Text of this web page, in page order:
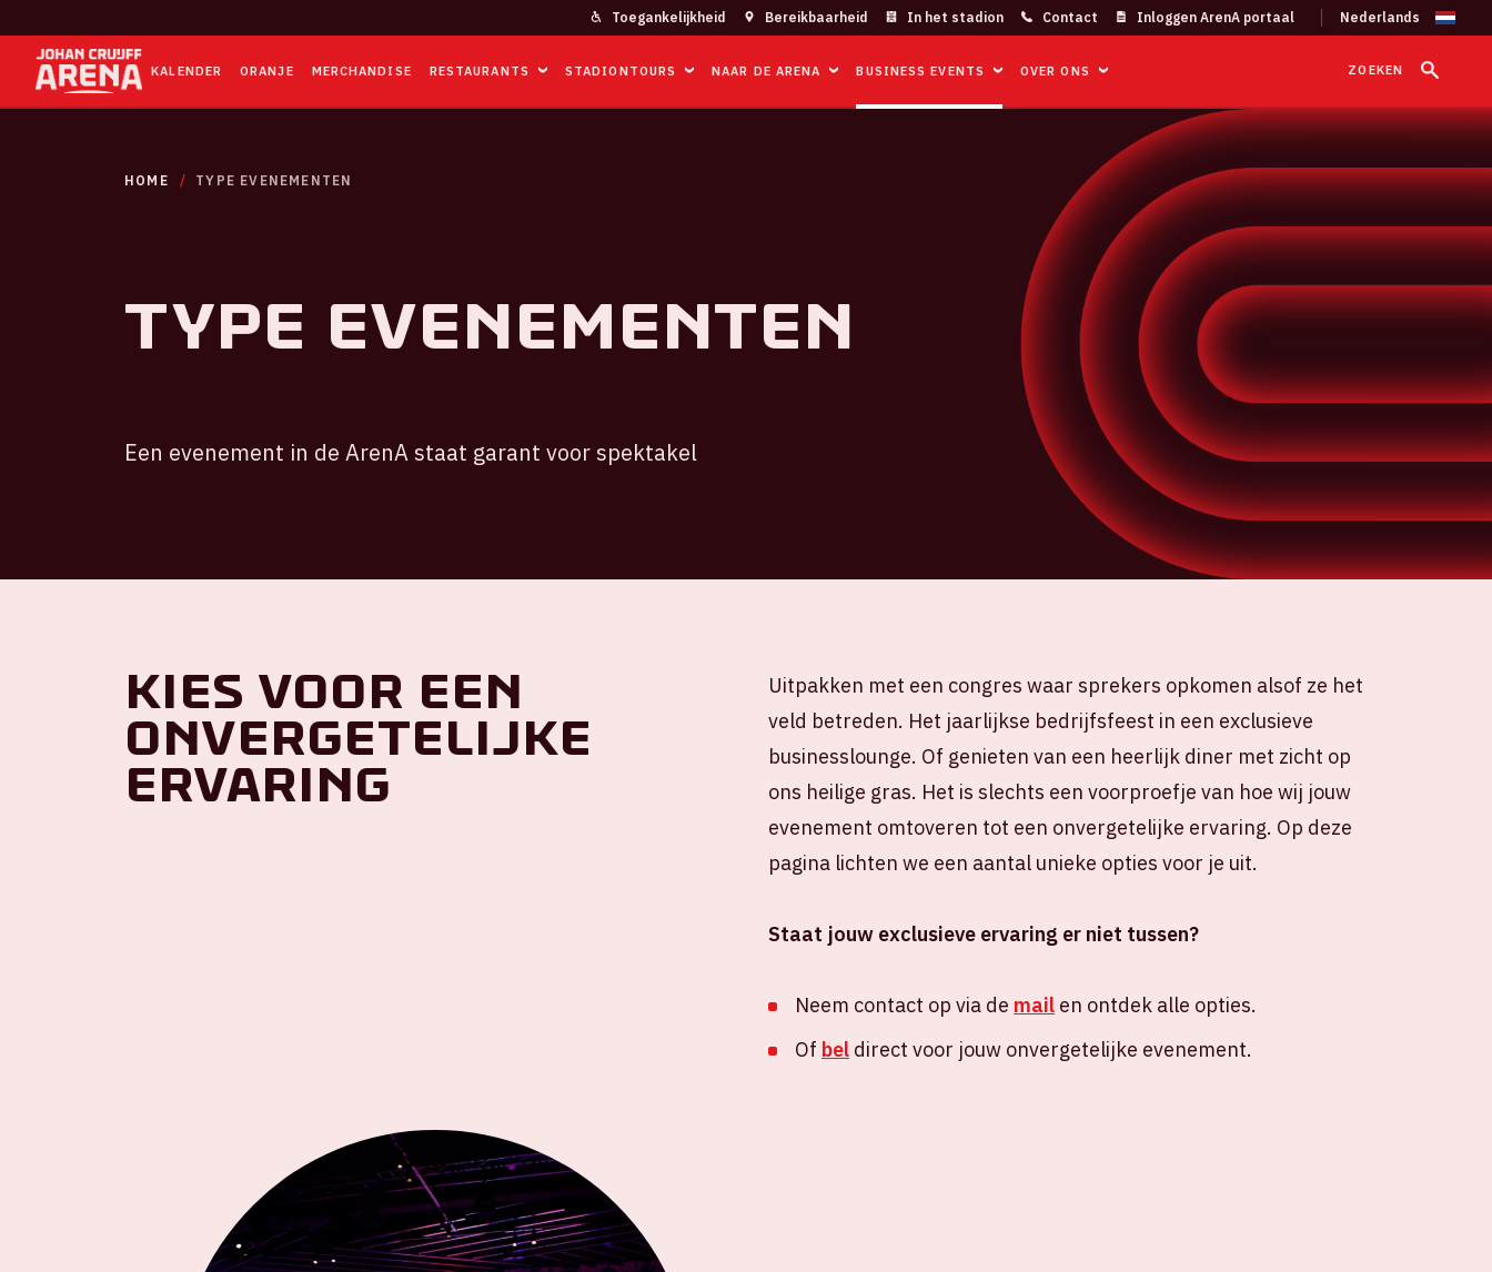
Toegankelijkheid Bereikbaarheid In het stadion Contact Inloggen ArenA portaal
KALENDER ORANJE MERCHANDISE RESTAURANTS STADIONTOURS NAAR DE ARENA BUSINESS EVENTS OVER ONS ZOEKEN
HOME TYPE EVENEMENTEN
Type evenementen
Een evenement in de ArenA staat garant voor spektakel
Kies voor een
onvergetelijke
ervaring
Uitpakken met een congres waar sprekers opkomen alsof ze het
veld betreden. Het jaarlijkse bedrijfsfeest in een exclusieve
businesslounge. Of genieten van een heerlijk diner met zicht op
ons heilige gras. Het is slechts een voorproefje van hoe wij jouw
evenement omtoveren tot een onvergetelijke ervaring. Op deze
pagina lichten we een aantal unieke opties voor je uit.
Staat jouw exclusieve ervaring er niet tussen?
Neem contact op via de mail en ontdek alle opties.
Of bel direct voor jouw onvergetelijke evenement.